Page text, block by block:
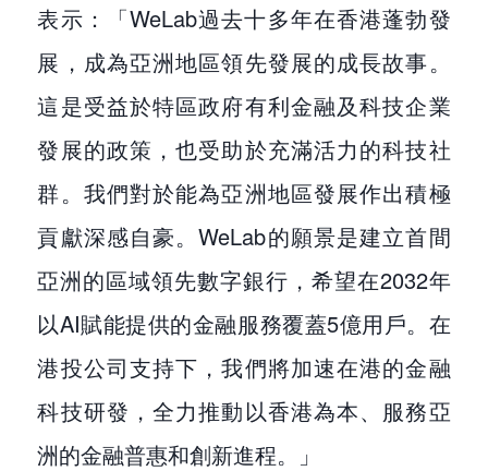
表示：「WeLab過去十多年在香港蓬勃發
展，成為亞洲地區領先發展的成長故事。
這是受益於特區政府有利金融及科技企業
發展的政策，也受助於充滿活力的科技社
群。我們對於能為亞洲地區發展作出積極
貢獻深感自豪。WeLab的願景是建立首間
亞洲的區域領先數字銀行，希望在2032年
以AI賦能提供的金融服務覆蓋5億用戶。在
港投公司支持下，我們將加速在港的金融
科技研發，全力推動以香港為本、服務亞
洲的金融普惠和創新進程。」